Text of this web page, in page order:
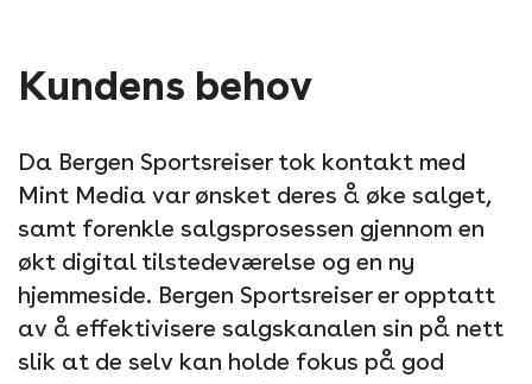
Kundens behov
Da Bergen Sportsreiser tok kontakt med
Mint Media var ønsket deres å øke salget,
samt forenkle salgsprosessen gjennom en
økt digital tilstedeværelse og en ny
hjemmeside. Bergen Sportsreiser er opptatt
av å effektivisere salgskanalen sin på nett
slik at de selv kan holde fokus på god